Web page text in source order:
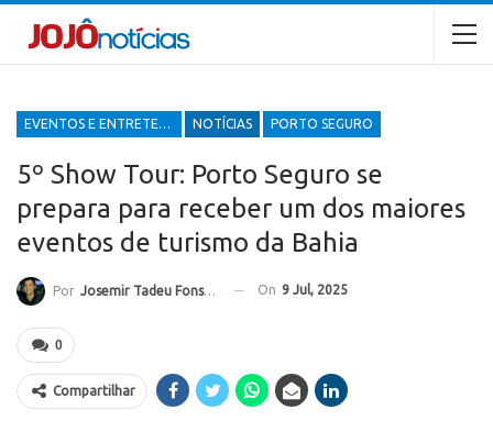
EVENTOS E ENTRETENIMENTOS NOTÍCIAS PORTO SEGURO
5º Show Tour: Porto Seguro se
prepara para receber um dos maiores
eventos de turismo da Bahia
Por Josemir Tadeu Fonseca On 9 Jul, 2025
0
Compartilhar